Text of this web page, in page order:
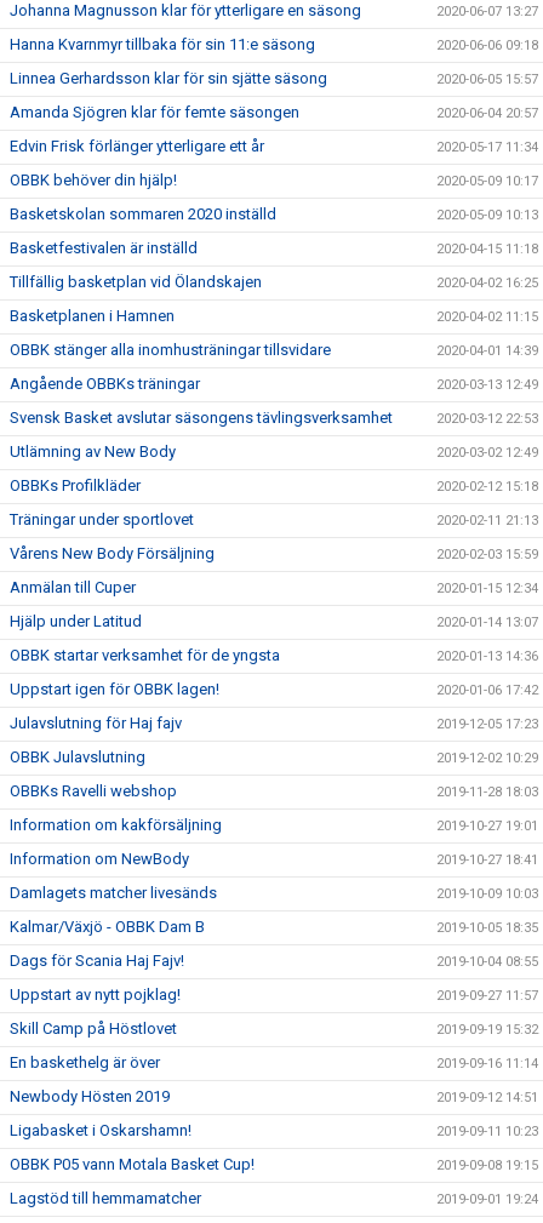
Johanna Magnusson klar för ytterligare en säsong 2020-06-07 13:27
Hanna Kvarnmyr tillbaka för sin 11:e säsong 2020-06-06 09:18
Linnea Gerhardsson klar för sin sjätte säsong 2020-06-05 15:57
Amanda Sjögren klar för femte säsongen 2020-06-04 20:57
Edvin Frisk förlänger ytterligare ett år 2020-05-17 11:34
OBBK behöver din hjälp! 2020-05-09 10:17
Basketskolan sommaren 2020 inställd 2020-05-09 10:13
Basketfestivalen är inställd 2020-04-15 11:18
Tillfällig basketplan vid Ölandskajen 2020-04-02 16:25
Basketplanen i Hamnen 2020-04-02 11:15
OBBK stänger alla inomhusträningar tillsvidare 2020-04-01 14:39
Angående OBBKs träningar 2020-03-13 12:49
Svensk Basket avslutar säsongens tävlingsverksamhet 2020-03-12 22:53
Utlämning av New Body 2020-03-02 12:49
OBBKs Profilkläder 2020-02-12 15:18
Träningar under sportlovet 2020-02-11 21:13
Vårens New Body Försäljning 2020-02-03 15:59
Anmälan till Cuper 2020-01-15 12:34
Hjälp under Latitud 2020-01-14 13:07
OBBK startar verksamhet för de yngsta 2020-01-13 14:36
Uppstart igen för OBBK lagen! 2020-01-06 17:42
Julavslutning för Haj fajv 2019-12-05 17:23
OBBK Julavslutning 2019-12-02 10:29
OBBKs Ravelli webshop 2019-11-28 18:03
Information om kakförsäljning 2019-10-27 19:01
Information om NewBody 2019-10-27 18:41
Damlagets matcher livesänds 2019-10-09 10:03
Kalmar/Växjö - OBBK Dam B 2019-10-05 18:35
Dags för Scania Haj Fajv! 2019-10-04 08:55
Uppstart av nytt pojklag! 2019-09-27 11:57
Skill Camp på Höstlovet 2019-09-19 15:32
En baskethelg är över 2019-09-16 11:14
Newbody Hösten 2019 2019-09-12 14:51
Ligabasket i Oskarshamn! 2019-09-11 10:23
OBBK P05 vann Motala Basket Cup! 2019-09-08 19:15
Lagstöd till hemmamatcher 2019-09-01 19:24